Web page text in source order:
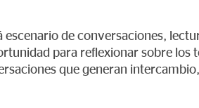
escenario de conversaciones,
para reflexionar sobre los
que generan